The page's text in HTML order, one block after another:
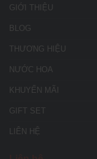
GIỚI THIỆU
BLOG
THƯƠNG HIỆU
NƯỚC HOA
KHUYẾN MÃI
GIFT SET
LIÊN HỆ